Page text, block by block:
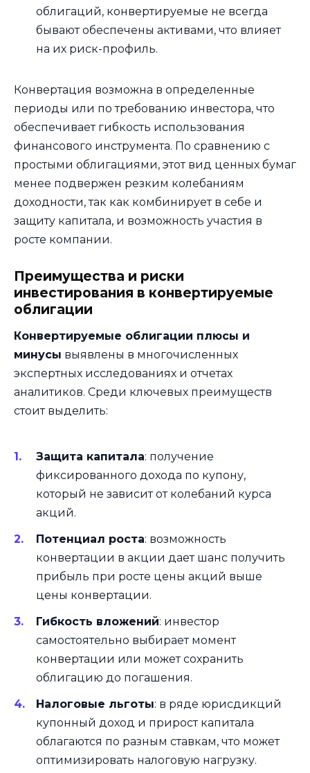
облигаций, конвертируемые не всегда
бывают обеспечены активами, что влияет
на их риск-профиль.
Конвертация возможна в определенные
периоды или по требованию инвестора, что
обеспечивает гибкость использования
финансового инструмента. По сравнению с
простыми облигациями, этот вид ценных бумаг
менее подвержен резким колебаниям
доходности, так как комбинирует в себе и
защиту капитала, и возможность участия в
росте компании.
Преимущества и риски
инвестирования в конвертируемые
облигации
Конвертируемые облигации плюсы и
минусы выявлены в многочисленных
экспертных исследованиях и отчетах
аналитиков. Среди ключевых преимуществ
стоит выделить:
Защита капитала: получение
фиксированного дохода по купону,
который не зависит от колебаний курса
акций.
Потенциал роста: возможность
конвертации в акции дает шанс получить
прибыль при росте цены акций выше
цены конвертации.
Гибкость вложений: инвестор
самостоятельно выбирает момент
конвертации или может сохранить
облигацию до погашения.
Налоговые льготы: в ряде юрисдикций
купонный доход и прирост капитала
облагаются по разным ставкам, что может
оптимизировать налоговую нагрузку.